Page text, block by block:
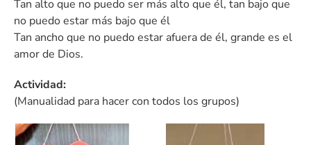
Tan alto que no puedo ser más alto que él, tan bajo que
no puedo estar más bajo que él
Tan ancho que no puedo estar afuera de él, grande es el
amor de Dios.
Actividad:
(Manualidad para hacer con todos los grupos)